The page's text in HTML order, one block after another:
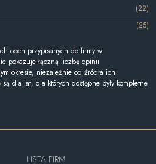
(22)
(25)
ocen przypisanych do firmy w
pokazuje łączną liczbę opinii
okresie, niezależnie od źródła ich
dla lat, dla których dostępne były kompletne
LISTA FIRM